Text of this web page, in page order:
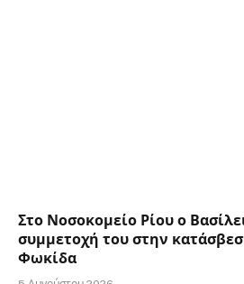
Στο Νοσοκομείο Ρίου ο
συμμετοχή του στην
Φωκίδα